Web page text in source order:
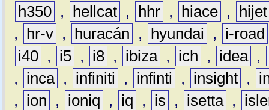
h350 , hellcat , hhr , hiace ,
hijet
,
hr-v , huracán , hyundai ,
i-road
i40 , i5 , i8 , ibiza , ich , idea ,
,
inca , infiniti , infinti , insight ,
,
ion , ioniq , iq , is , isetta ,